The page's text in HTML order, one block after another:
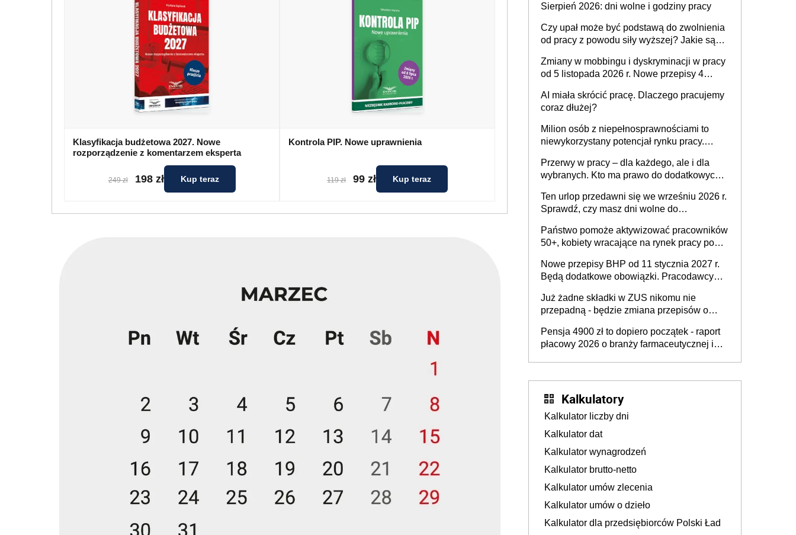
Klasyfikacja budżetowa 2027. Nowe
rozporządzenie z komentarzem eksperta
249 zł 198 zł Kup teraz
Kontrola PIP. Nowe uprawnienia
119 zł 99 zł Kup teraz
zespołu
Sierpień 2026: dni wolne i godziny pracy
Czy upał może być podstawą do zwolnienia
od pracy z powodu siły wyższej? Jakie są
Zmiany w mobbingu i dyskryminacji w pracy
od 5 listopada 2026 r. Nowe przepisy 4
Ustaw
AI miała skrócić pracę. Dlaczego pracujemy
coraz dłużej?
Milion osób z niepełnosprawnościami to
niewykorzystany potencjał rynku pracy.
dofinansowań czy refundacji, ale bariery po
stronie systemu i świadomości
pracodawców [WYWIAD]
Przerwy w pracy – dla każdego, ale i dla
wybranych. Kto ma prawo do dodatkowych
Ten urlop przedawni się we wrześniu 2026 r.
Sprawdź, czy masz dni wolne do
Państwo pomoże aktywizować pracowników
50+, kobiety wracające na rynek pracy po
osoby neuroatypowe. Powstanie Fundusz
na rzecz Inkluzywności w Zatrudnianiu?
Nowe przepisy BHP od 11 stycznia 2027 r.
Będą dodatkowe obowiązki. Pracodawcy
Już żadne składki w ZUS nikomu nie
przepadną - będzie zmiana przepisów o
ubezpieczeniom społecznym
Pensja 4900 zł to dopiero początek - raport
płacowy 2026 o branży farmaceutycznej i
Kalkulatory
Kalkulator liczby dni
Kalkulator dat
Kalkulator wynagrodzeń
Kalkulator brutto-netto
Kalkulator umów zlecenia
Kalkulator umów o dzieło
Kalkulator dla przedsiębiorców Polski Ład